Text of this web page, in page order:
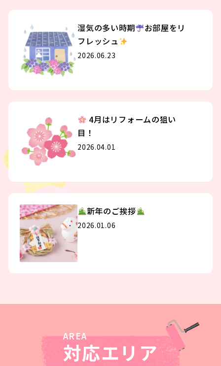
湿気の多い時期
お部屋をリ
フレッシュ
2026.06.23
4月はリフォームの狙い
目！
2026.04.01
新年のご挨拶
2026.01.06
対応エリア